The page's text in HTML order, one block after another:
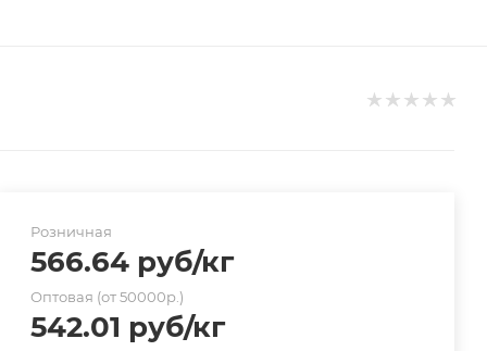
Розничная
566.64 руб/кг
Оптовая (от 50000р.)
542.01 руб/кг